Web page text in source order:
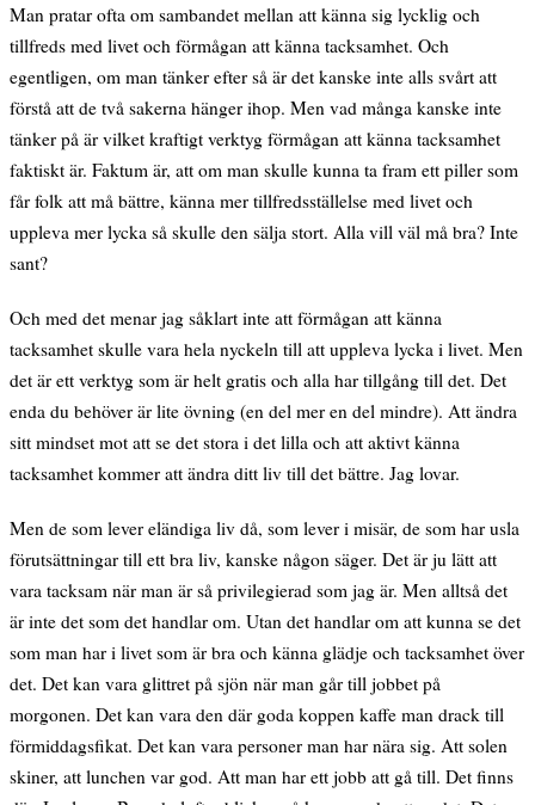
Man pratar ofta om sambandet mellan att känna sig lycklig och
tillfreds med livet och förmågan att känna tacksamhet. Och
egentligen, om man tänker efter så är det kanske inte alls svårt att
förstå att de två sakerna hänger ihop. Men vad många kanske inte
tänker på är vilket kraftigt verktyg förmågan att känna tacksamhet
faktiskt är. Faktum är, att om man skulle kunna ta fram ett piller som
får folk att må bättre, känna mer tillfredsställelse med livet och
uppleva mer lycka så skulle den sälja stort. Alla vill väl må bra? Inte
sant?
Och med det menar jag såklart inte att förmågan att känna
tacksamhet skulle vara hela nyckeln till att uppleva lycka i livet. Men
det är ett verktyg som är helt gratis och alla har tillgång till det. Det
enda du behöver är lite övning (en del mer en del mindre). Att ändra
sitt mindset mot att se det stora i det lilla och att aktivt känna
tacksamhet kommer att ändra ditt liv till det bättre. Jag lovar.
Men de som lever eländiga liv då, som lever i misär, de som har usla
förutsättningar till ett bra liv, kanske någon säger. Det är ju lätt att
vara tacksam när man är så privilegierad som jag är. Men alltså det
är inte det som det handlar om. Utan det handlar om att kunna se det
som man har i livet som är bra och känna glädje och tacksamhet över
det. Det kan vara glittret på sjön när man går till jobbet på
morgonen. Det kan vara den där goda koppen kaffe man drack till
förmiddagsfikat. Det kan vara personer man har nära sig. Att solen
skiner, att lunchen var god. Att man har ett jobb att gå till. Det finns